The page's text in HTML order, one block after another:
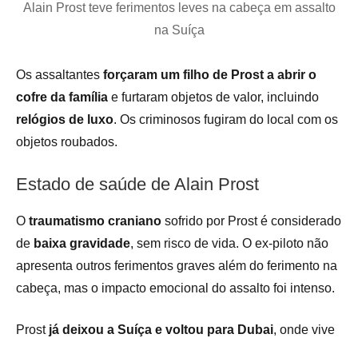
Alain Prost teve ferimentos leves na cabeça em assalto
na Suíça
Os assaltantes forçaram um filho de Prost a abrir o
cofre da família e furtaram objetos de valor, incluindo
relógios de luxo. Os criminosos fugiram do local com os
objetos roubados.
Estado de saúde de Alain Prost
O traumatismo craniano sofrido por Prost é considerado
de baixa gravidade, sem risco de vida. O ex-piloto não
apresenta outros ferimentos graves além do ferimento na
cabeça, mas o impacto emocional do assalto foi intenso.
Prost já deixou a Suíça e voltou para Dubai, onde vive